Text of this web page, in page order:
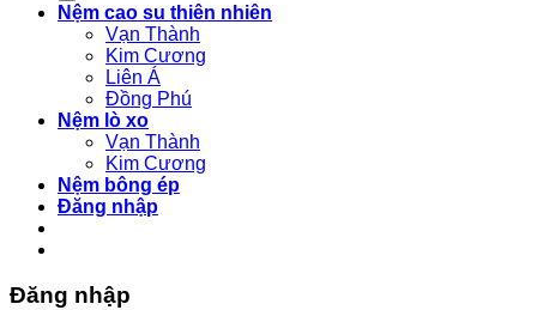
Nệm cao su thiên nhiên
Vạn Thành
Kim Cương
Liên Á
Đồng Phú
Nệm lò xo
Vạn Thành
Kim Cương
Nệm bông ép
Đăng nhập
Đăng nhập